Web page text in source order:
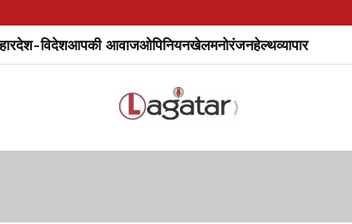
देश-विदेशआपकी आवाजओपिनियनखेलमनोरंजनहेल्थव्यापार